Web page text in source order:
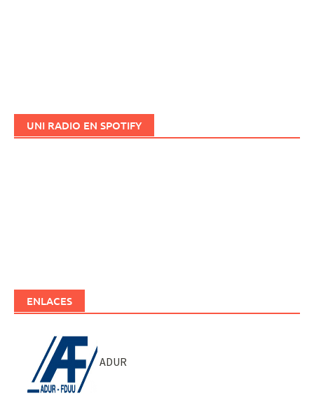
UNI RADIO EN SPOTIFY
ENLACES
ADUR